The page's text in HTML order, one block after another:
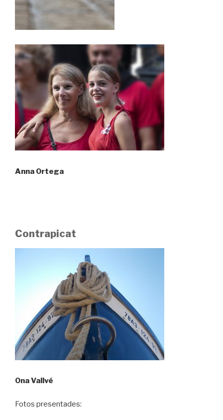
Anna Ortega
Contrapicat
Ona Vallvé
Fotos presentades: